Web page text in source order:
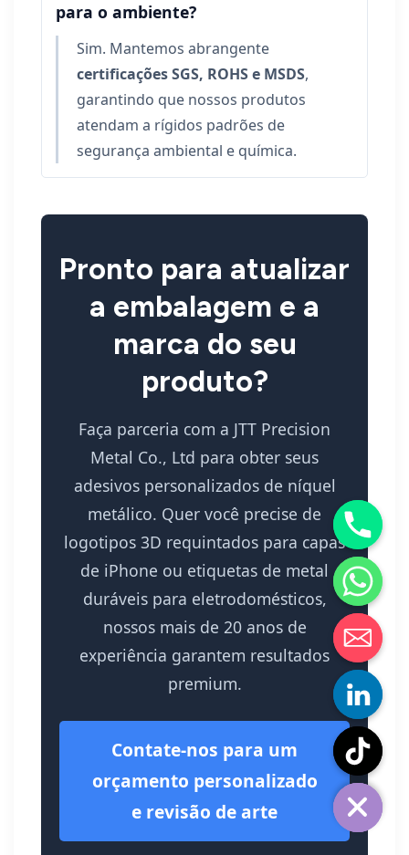
para o ambiente?
Sim. Mantemos abrangente
certificações SGS, ROHS e MSDS,
garantindo que nossos produtos
atendam a rígidos padrões de
segurança ambiental e química.
Pronto para atualizar
a embalagem e a
marca do seu
produto?
Faça parceria com a JTT Precision
Metal Co., Ltd para obter seus
adesivos personalizados de níquel
metálico. Quer você precise de
logotipos 3D requintados para capas
de iPhone ou etiquetas de metal
duráveis ​​para eletrodomésticos,
nossos mais de 20 anos de
experiência garantem resultados
premium.
Contate-nos para um
orçamento personalizado
e revisão de arte